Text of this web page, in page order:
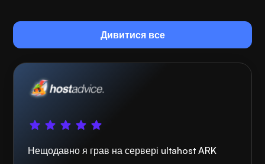
Дивитися все
Нещодавно я грав на сервері ultahost ARK